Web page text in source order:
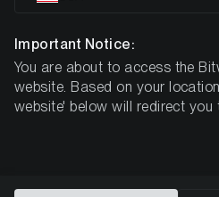
Maßstab
in
Important Notice:
You are about to access the
website. Based on your
website' below will redirect you